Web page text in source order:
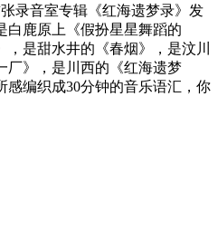
录音室专辑《红海遗梦录》发
白鹿原上《假扮星星舞蹈的
是甜水井的《春烟》，是汶川
厂》，是川西的《红海遗梦
感编织成30分钟的音乐语汇，你